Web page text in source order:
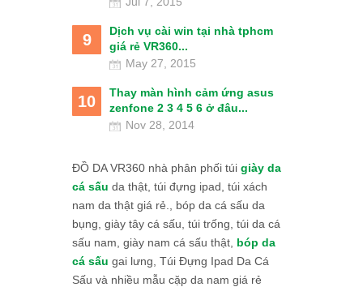
9
Dịch vụ cài win tại nhà tphcm
giá rẻ VR360...
May 27, 2015
10
Thay màn hình cảm ứng asus
zenfone 2 3 4 5 6 ở đâu...
Nov 28, 2014
ĐỒ DA VR360 nhà phân phối túi giày da
cá sấu da thật, túi đựng ipad, túi xách
nam da thật giá rẻ., bóp da cá sấu da
bụng, giày tây cá sấu, túi trống, túi da cá
sấu nam, giày nam cá sấu thật, bóp da
cá sấu gai lưng, Túi Đựng Ipad Da Cá
Sấu và nhiều mẫu cặp da nam giá rẻ